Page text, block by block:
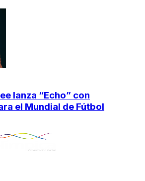
lanza “Echo” con
el Mundial de Fútbol